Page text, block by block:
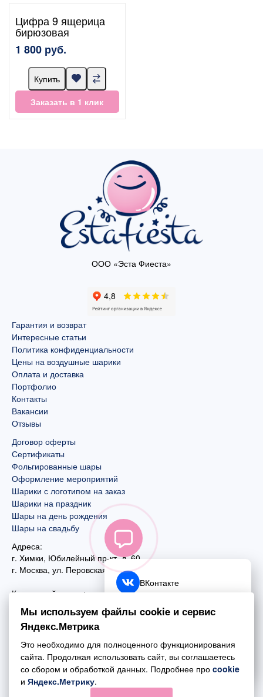
Цифра 9 ящерица
бирюзовая
1 800 руб.
Купить
Заказать в 1 клик
ООО «Эста Фиеста»
Гарантия и возврат
Интересные статьи
Политика конфиденциальности
Цены на воздушные шарики
Оплата и доставка
Портфолио
Контакты
Вакансии
Отзывы
Договор оферты
Сертификаты
Фольгированные шары
Оформление мероприятий
Шарики с логотипом на заказ
Шарики на праздник
Шары на день рождения
Шары на свадьбу
Адреса:
г. Химки, Юбилейный пр-кт, д. 60
г. Москва, ул. Перовская, д. 59
Контактный номер:
+7 (495) 970-44-75
Почта:
mail@esta-fiesta.ru
Режим работы интернет-магазина:
ПН-ВС с 09:00 до 21:00
ВКонтакте
Telegram
Обратный звонок
Мы используем файлы cookie и сервис
Яндекс.Метрика
Это необходимо для полноценного функционирования
сайта. Продолжая использовать сайт, вы соглашаетесь
со сбором и обработкой данных. Подробнее про cookie
и Яндекс.Метрику.